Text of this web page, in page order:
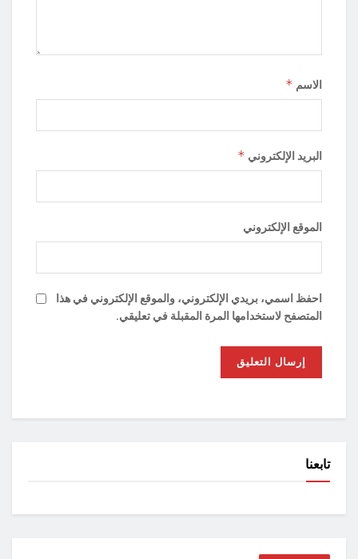
الاسم *
البريد الإلكتروني *
الموقع الإلكتروني
احفظ اسمي، بريدي الإلكتروني، والموقع الإلكتروني في هذا
المتصفح لاستخدامها المرة المقبلة في تعليقي.
تابعنا